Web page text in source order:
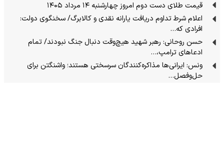
قیمت طلای دست دوم امروز چهارشنبه ۱۴ مرداد ۱۴۰۵
اعلام شرط تداوم دریافت یارانه نقدی و کالابرگ/ سخنگوی دولت:
افرادی که…
حسن روحانی: رهبر شهید هیچ‌وقت دنبال جنگ نبودند/ تمام
ادعاهای ترامپ،…
ونس: ایرانی‌ها مذاکره‌کنندگان سرسختی هستند؛ واشنگتن برای
حل‌وفصل…